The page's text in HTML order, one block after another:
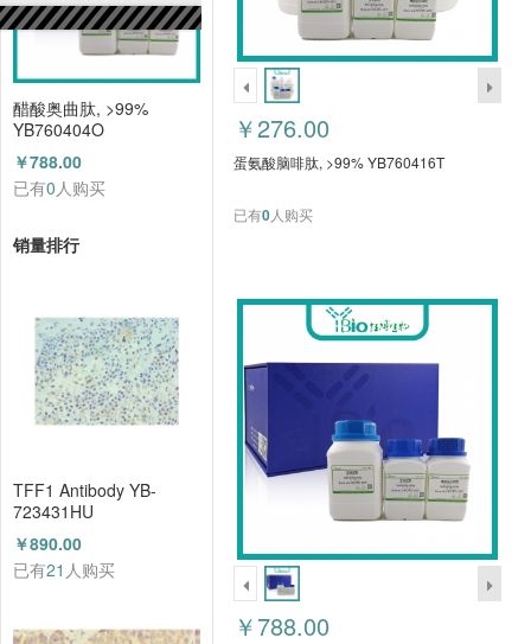
醋酸奥曲肽, >99%
YB760404O
￥788.00
已有0人购买
销量排行
TFF1 Antibody YB-
723431HU
￥890.00
已有21 人购买
￥276.00
蛋氨酸脑啡肽, >99% YB760416T
已有0人购买
￥788.00